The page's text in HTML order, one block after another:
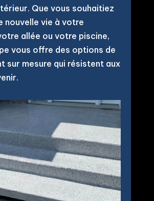
Que vous souhaitiez
nouvelle vie à votre
allée ou votre piscine,
vous offre des options de
sur mesure qui résistent aux